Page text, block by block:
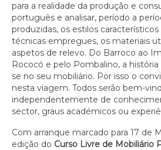
para a realidade da produção e
português e analisar, período a
produzidas, os estilos
técnicas empregues, os materiais
aspetos de relevo. Do Barroco ao
Rococó e pelo Pombalino, a
se no seu mobiliário. Por isso o
nesta viagem. Todos serão bem-
independentemente de
sector, graus académicos ou
Com arranque marcado para 17 de
edição do Curso Livre de Mobiliário